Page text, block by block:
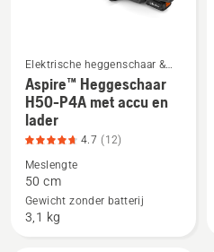
Bekijk
meer
details
over
Aspire™
Heggeschaar
H50-
Elektrische heggenschaar &
heggenschaar op batterijen
Aspire™ Heggeschaar
H50-P4A met accu en
lader
4.7 (12)
Meslengte
50 cm
Gewicht zonder batterij
3,1 kg